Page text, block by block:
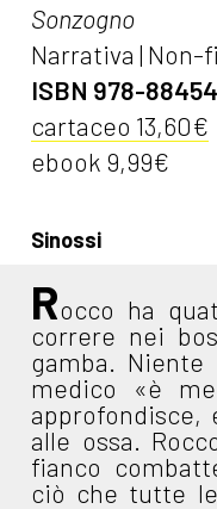
Sonzogno
Narrativa | Non-
ISBN 978-
cartaceo 13,60€
ebook 9,99€
Sinossi
Rocco ha
correre nei
gamba.
medico «è
approfondisce,
alle ossa.
fianco
ciò che tutte